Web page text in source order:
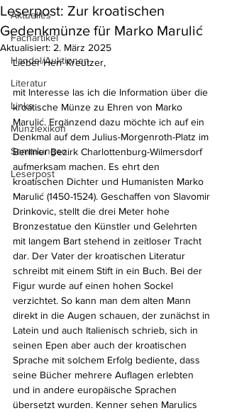
Aktuelles
Fachartikel
Handel/Auktionen
Literatur
Links
Münzlexikon
Sammlungen
Leserpost
Leserpost: Zur kroatischen
Gedenkmünze für Marko Marulić
Aktualisiert: 2. März 2025
Lieber Herr Kreutzer,
mit Interesse las ich die Information über die
kroatische Münze zu Ehren von Marko
Marulić. Ergänzend dazu möchte ich auf ein
Denkmal auf dem Julius-Morgenroth-Platz im
Berliner Bezirk Charlottenburg-Wilmersdorf
aufmerksam machen. Es ehrt den
kroatischen Dichter und Humanisten Marko
Marulić (1450-1524). Geschaffen von Slavomir
Drinkovic, stellt die drei Meter hohe
Bronzestatue den Künstler und Gelehrten
mit langem Bart stehend in zeitloser Tracht
dar. Der Vater der kroatischen Literatur
schreibt mit einem Stift in ein Buch. Bei der
Figur wurde auf einen hohen Sockel
verzichtet. So kann man dem alten Mann
direkt in die Augen schauen, der zunächst in
Latein und auch Italienisch schrieb, sich in
seinen Epen aber auch der kroatischen
Sprache mit solchem Erfolg bediente, dass
seine Bücher mehrere Auflagen erlebten
und in andere europäische Sprachen
übersetzt wurden. Kenner sehen Marulics